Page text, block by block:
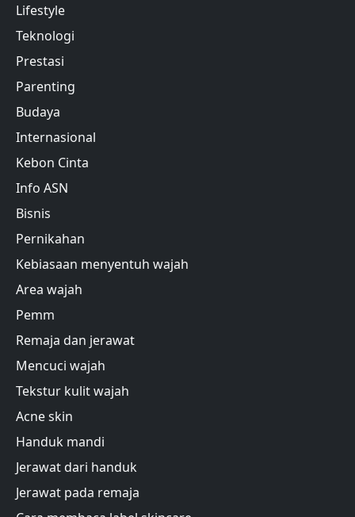
Lifestyle
Teknologi
Prestasi
Parenting
Budaya
Internasional
Kebon Cinta
Info ASN
Bisnis
Pernikahan
Kebiasaan menyentuh wajah
Area wajah
Pemm
Remaja dan jerawat
Mencuci wajah
Tekstur kulit wajah
Acne skin
Handuk mandi
Jerawat dari handuk
Jerawat pada remaja